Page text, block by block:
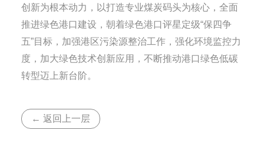
创新为根本动力，以打造专业煤炭码头为核心，全面
推进绿色港口建设，朝着绿色港口评星定级“保四争
五”目标，加强港区污染源整治工作，强化环境监控力
度，加大绿色技术创新应用，不断推动港口绿色低碳
转型迈上新台阶。
← 返回上一层